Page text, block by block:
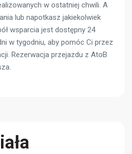
w ostatniej chwili. A
lub napotkasz jakiekolwiek
wsparcia jest dostępny 24
w tygodniu, aby pomóc Ci przez
Rezerwacja przejazdu z AtoB